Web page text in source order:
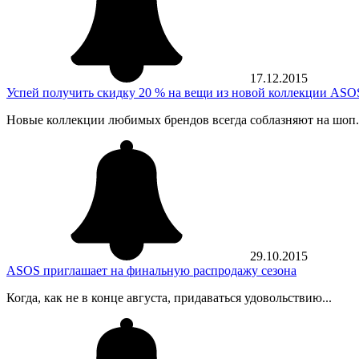
17.12.2015
Успей получить скидку 20 % на вещи из новой коллекции
Новые коллекции любимых брендов всегда соблазняют на
29.10.2015
ASOS приглашает на финальную распродажу сезона
Когда, как не в конце августа, придаваться удовольствию...